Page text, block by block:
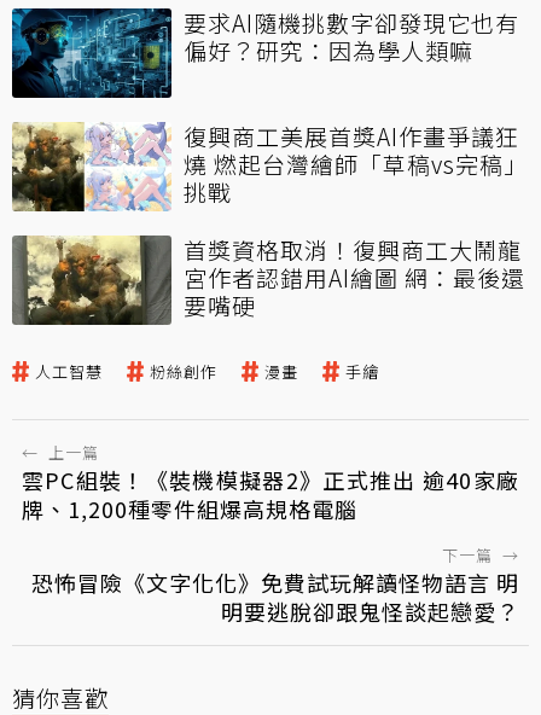
要求AI隨機挑數字卻發現它也有
偏好？研究：因為學人類嘛
復興商工美展首獎AI作畫爭議狂
燒 燃起台灣繪師「草稿vs完稿」
挑戰
首獎資格取消！復興商工大鬧龍
宮作者認錯用AI繪圖 網：最後還
要嘴硬
人工智慧 粉絲創作 漫畫 手繪
← 上一篇
雲PC組裝！《裝機模擬器2》正式推出 逾40家廠
牌、1,200種零件組爆高規格電腦
下一篇 →
恐怖冒險《文字化化》免費試玩解讀怪物語言 明
明要逃脫卻跟鬼怪談起戀愛？
猜你喜歡